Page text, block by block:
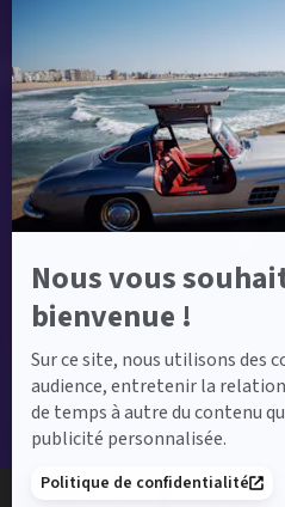
sur
Axeptio
Nous vous
bienvenue !
Sur ce site, nous utilisons des
audience, entretenir la relation
de temps à autre du contenu
publicité personnalisée.
Politique de confidentialité
Label
Label
des voitures d’occasion